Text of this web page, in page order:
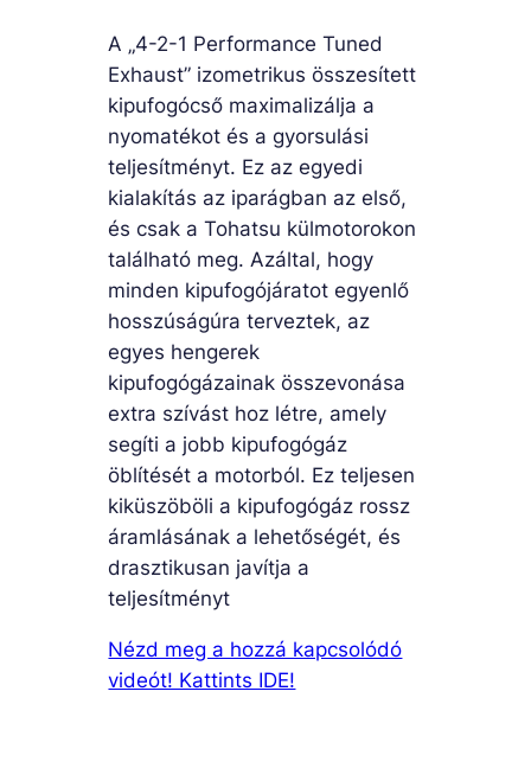
A „4-2-1 Performance Tuned
Exhaust” izometrikus összesített
kipufogócső maximalizálja a
nyomatékot és a gyorsulási
teljesítményt. Ez az egyedi
kialakítás az iparágban az első,
és csak a Tohatsu külmotorokon
található meg. Azáltal, hogy
minden kipufogójáratot egyenlő
hosszúságúra terveztek, az
egyes hengerek
kipufogógázainak összevonása
extra szívást hoz létre, amely
segíti a jobb kipufogógáz
öblítését a motorból. Ez teljesen
kiküszöböli a kipufogógáz rossz
áramlásának a lehetőségét, és
drasztikusan javítja a
teljesítményt
Nézd meg a hozzá kapcsolódó
videót! Kattints IDE!